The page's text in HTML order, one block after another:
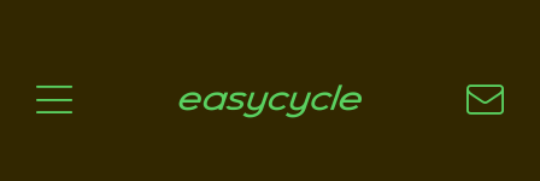
Les choix technologiques